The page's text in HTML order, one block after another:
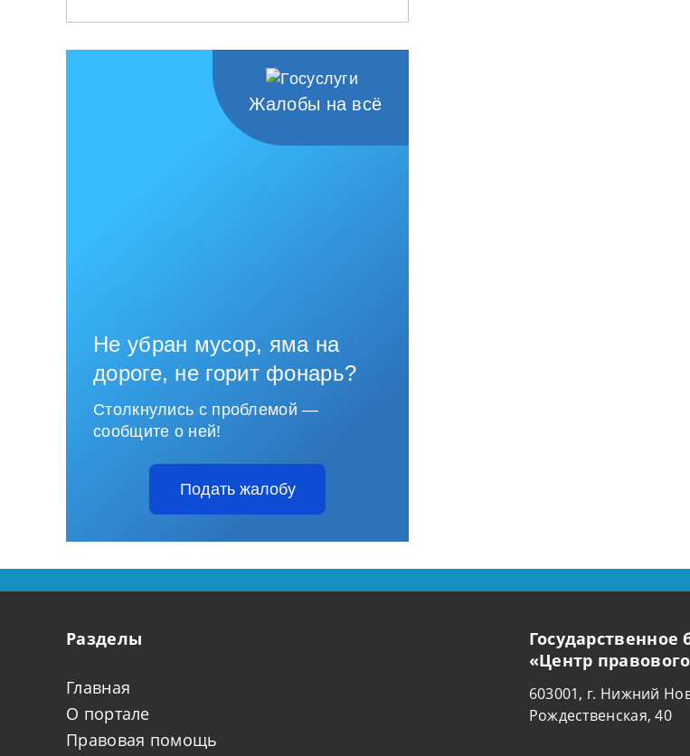
Жалобы на всё
Не убран мусор, яма на
дороге, не горит фонарь?
Столкнулись с проблемой —
сообщите о ней!
Подать жалобу
Разделы
Главная
О портале
Правовая помощь
«Центр
603001, г. Нижний
Рождественская, 40